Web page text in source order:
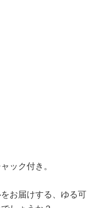
ック付き。
お届けする、ゆる可